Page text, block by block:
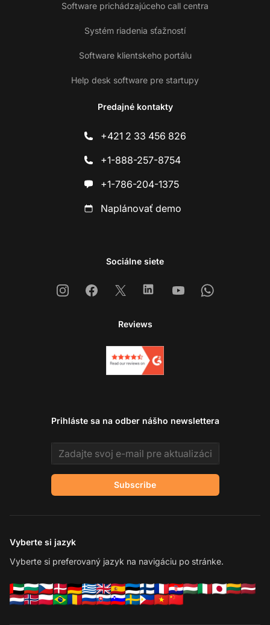
Software prichádzajúceho call centra
Systém riadenia sťažností
Software klientskeho portálu
Help desk software pre startupy
Predajné kontakty
+421 2 33 456 826
+1-888-257-8754
+1-786-204-1375
Naplánovať demo
Sociálne siete
InstagramFacebook
X LinkedinYoutubeWhatsapp
Reviews
Prihláste sa na odber nášho newslettera
Email address
Subscribe
Vyberte si jazyk
Vyberte si preferovaný jazyk na navigáciu po stránke.